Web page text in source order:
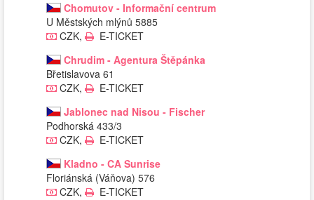
Chomutov - Informační centrum
U Městských mlýnů 5885
CZK,
E-TICKET
Chrudim - Agentura Štěpánka
Břetislavova 61
CZK,
E-TICKET
Jablonec nad Nisou - Fischer
Podhorská 433/3
CZK,
E-TICKET
Kladno - CA Sunrise
Floriánská (Váňova) 576
CZK,
E-TICKET